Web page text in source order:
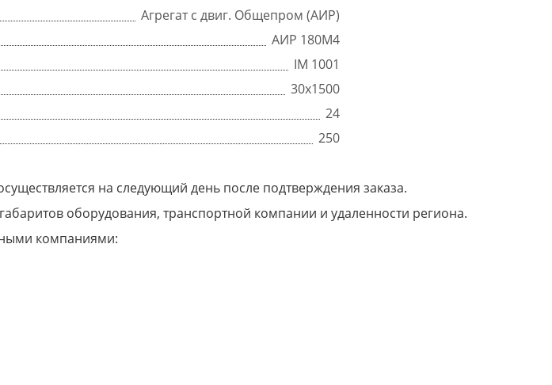
Агрегат с двиг. Общепром (АИР)
АИР 180М4
IM 1001
30х1500
24
250
на следующий день после подтверждения заказа.
оборудования, транспортной компании и удаленности региона.
компаниями: